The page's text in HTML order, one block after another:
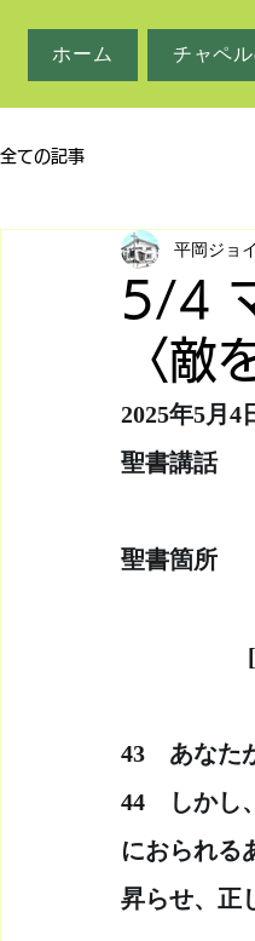
ホーム チャペ
全ての記事
5/4
〈敵
平岡ジョ
2025年5月4
聖書講話
～〈敵
聖書箇所　
[聖書
※下線
43　あなた
44　しかし
におられる
昇らせ、正